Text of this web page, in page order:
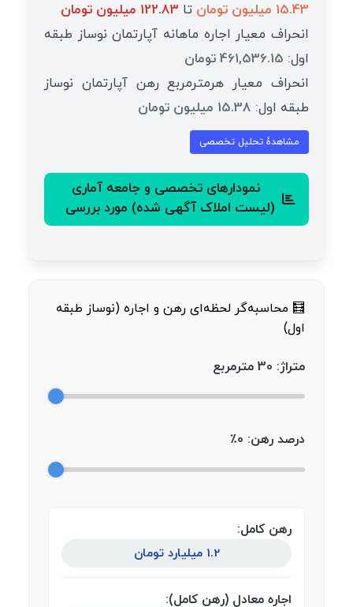
15.43 میلیون تومان
تا 122.83 میلیون تومان
انحراف معیار اجاره ماهانه آپارتمان نوساز طبقه
اول: 461,536.15 تومان
انحراف معیار هرمترمربع رهن آپارتمان نوساز
طبقه اول: 15.38 میلیون تومان
مشاهدهٔ تحلیل تخصصی
نمودارهای تخصصی و جامعه آماری
(لیست املاک آگهی شده) مورد بررسی
🧮 محاسبه‌گر لحظه‌ای رهن و اجاره (نوساز طبقه
اول)
متراژ: 30 مترمربع
درصد رهن: 0٪
رهن کامل:
1.2 میلیارد تومان
اجاره معادل (رهن کامل):